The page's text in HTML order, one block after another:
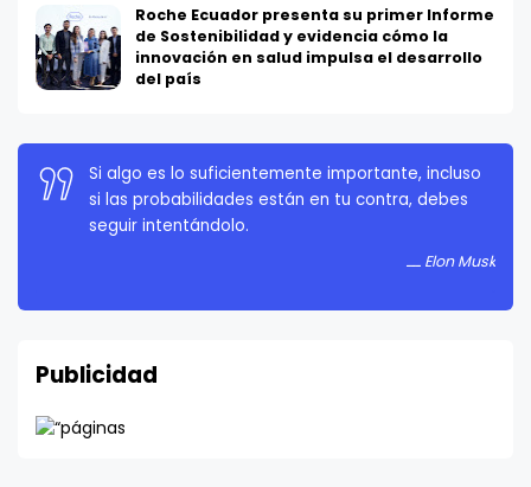
Roche Ecuador presenta su primer Informe
de Sostenibilidad y evidencia cómo la
innovación en salud impulsa el desarrollo
del país
La persistencia es muy importante. No debes
rendirte a menos que estés obligado a rendirte.
Publicidad